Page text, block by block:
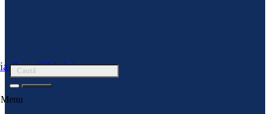
Ocna Sibiului
Menu